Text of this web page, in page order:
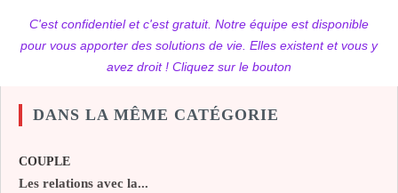
C'est confidentiel et c'est gratuit. Notre équipe est disponible
pour vous apporter des solutions de vie. Elles existent et vous y
avez droit ! Cliquez sur le bouton
DANS LA MÊME CATÉGORIE
COUPLE
Les relations avec la...